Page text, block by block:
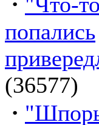
попались
(36577)
·